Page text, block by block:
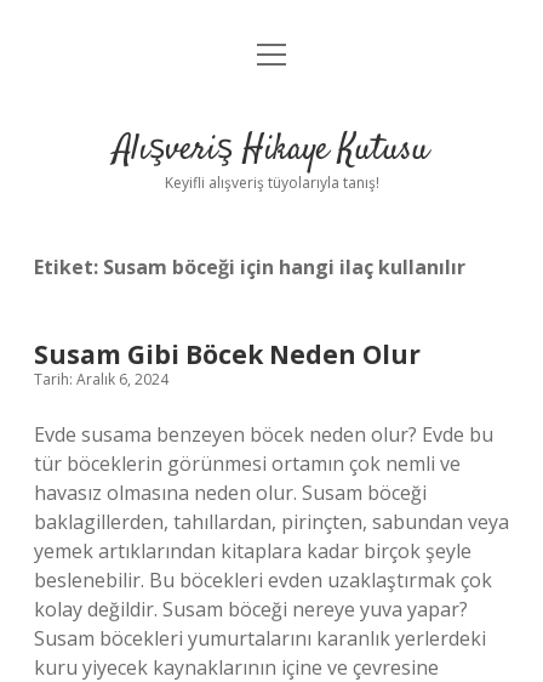
Anasayfa
Yasal Uyarı
menüyü
Alışveriş Hikaye Kutusu
Keyifli alışveriş tüyolarıyla tanış!
Etiket: Susam böceği için hangi ilaç kullanılır
Susam Gibi Böcek Neden Olur
Tarih: Aralık 6, 2024
Evde susama benzeyen böcek neden olur? Evde bu
tür böceklerin görünmesi ortamın çok nemli ve
havasız olmasına neden olur. Susam böceği
baklagillerden, tahıllardan, pirinçten, sabundan veya
yemek artıklarından kitaplara kadar birçok şeyle
beslenebilir. Bu böcekleri evden uzaklaştırmak çok
kolay değildir. Susam böceği nereye yuva yapar?
Susam böcekleri yumurtalarını karanlık yerlerdeki
kuru yiyecek kaynaklarının içine ve çevresine